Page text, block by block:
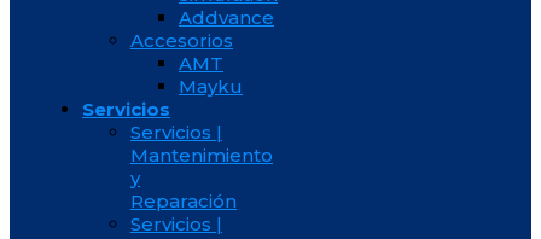
Addvance
Accesorios
AMT
Mayku
Servicios
Servicios |
Mantenimiento
y
Reparación
Servicios |